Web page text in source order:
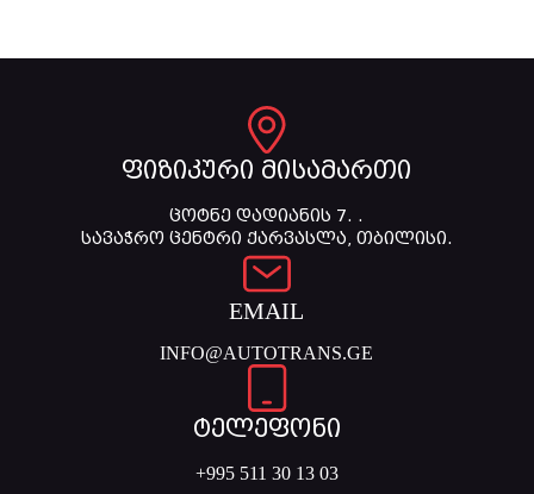
ფიზიკური მისამართი
ცოტნე დადიანის 7. .
სავაჭრო ცენტრი ქარვასლა, თბილისი.
EMAIL
INFO@AUTOTRANS.GE
ტელეფონი
+995 511 30 13 03